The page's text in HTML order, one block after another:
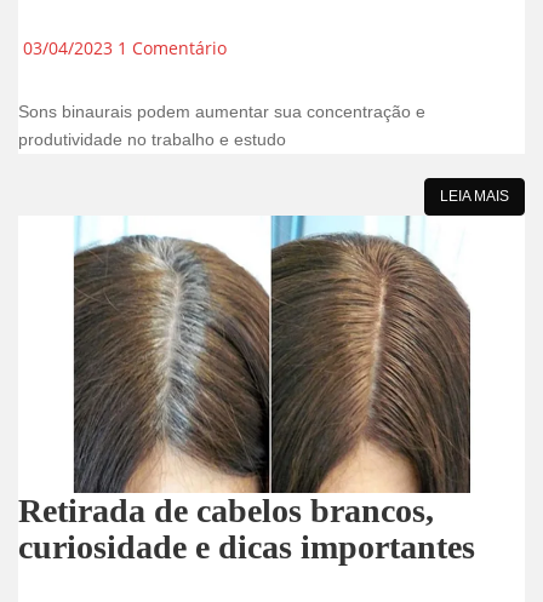
03/04/2023 1 Comentário
Sons binaurais podem aumentar sua concentração e
produtividade no trabalho e estudo
LEIA MAIS
Retirada de cabelos brancos,
curiosidade e dicas importantes